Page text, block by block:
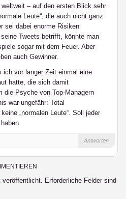
– auf den ersten Blick sehr
Leute“, die auch nicht ganz
sei dabei enorme Risiken
Tweets betrifft, könnte man
sogar mit dem Feuer. Aber
auch Gewinner.
ich vor langer Zeit einmal eine
hatte, die sich damit
die Psyche von Top-Managern
war ungefähr: Total
„normalen Leute“. Soll jeder
Antworten
veröffentlicht. Erforderliche Felder sind